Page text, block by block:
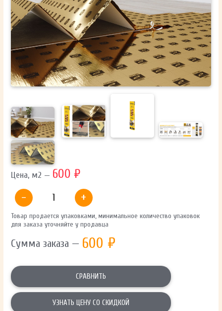
ОТПРАВИТЬ
Ваши данные не будут переданы третьим лицам
Цена, м2 — 600 ₽
-
+
Товар продается упаковками, минимальное количество упаковок
для заказа уточняйте у продавца
Сумма заказа — 600 ₽
СРАВНИТЬ
УЗНАТЬ ЦЕНУ СО СКИДКОЙ